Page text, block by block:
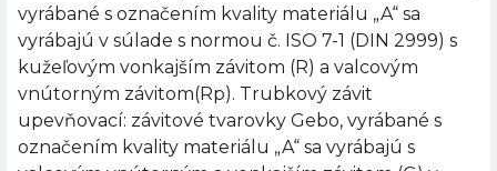
vyrábané s označením kvality materiálu „A“ sa
vyrábajú v súlade s normou č. ISO 7-1 (DIN 2999) s
kužeľovým vonkajším závitom (R) a valcovým
vnútorným závitom(Rp). Trubkový závit
upevňovací: závitové tvarovky Gebo, vyrábané s
označením kvality materiálu „A“ sa vyrábajú s